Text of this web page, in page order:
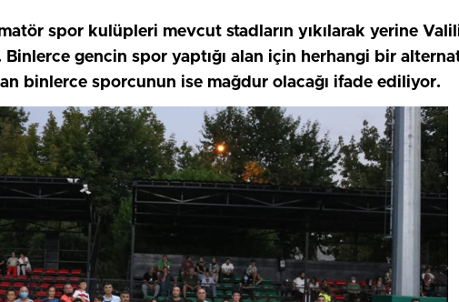
spor kulüpleri mevcut stadların yıkılarak yerine
gencin spor yaptığı alan için herhangi bir
binlerce sporcunun ise mağdur olacağı ifade ediliyor.